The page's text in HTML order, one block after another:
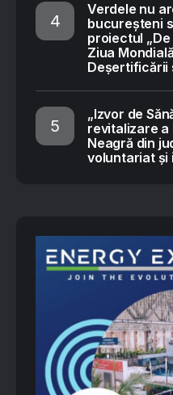
Verdele nu
bucureșteni
proiectul „De
Ziua
Deșertificării
„Izvor de
revitalizare a
Neagră din
voluntariat și